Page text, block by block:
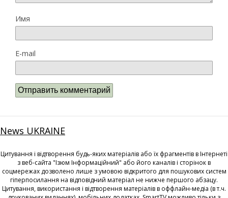
Имя
E-mail
News UKRAINE
Цитування і відтворення будь-яких матеріалів або їх фрагментів в Інтернеті
з веб-сайта "Ізюм Інформаційний" або його каналів і сторінок в
соцмережах дозволено лише з умовою відкритого для пошукових систем
гіперпосилання на відповідний матеріал не нижче першого абзацу.
Цитування, використання і відтворення матеріалів в оффлайн-медіа (в т.ч.